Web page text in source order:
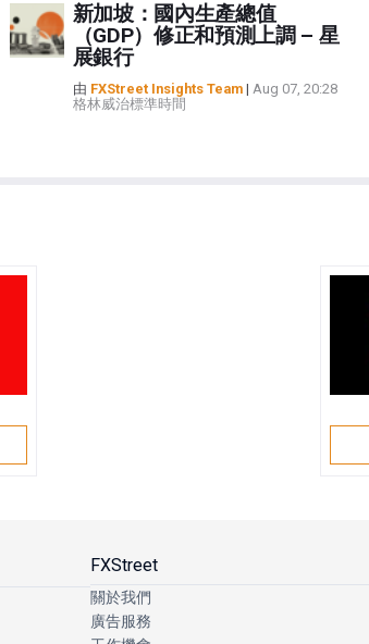
新加坡：國內生產總值
（GDP）修正和預測上調 – 星
展銀行
由 FXStreet Insights Team| Aug 07, 20:28
格林威治標準時間
FXStreet
關於我們
廣告服務